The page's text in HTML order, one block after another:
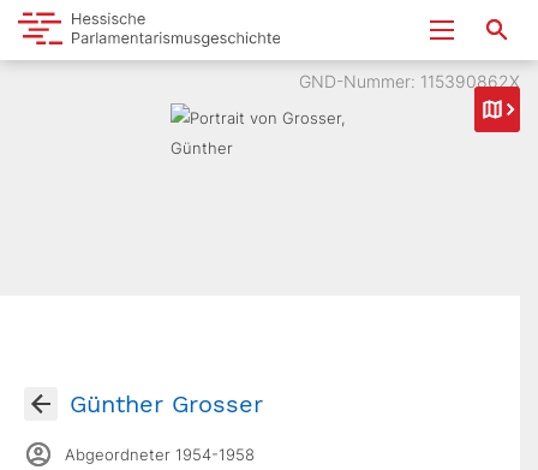
GND-Nummer: 115390862X
Günther Grosser
Abgeordneter 1954-1958